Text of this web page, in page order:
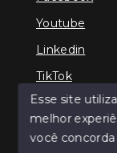
Youtube
Linkedin
TikTok
© Copyright
Esse site utiliza
melhor
você